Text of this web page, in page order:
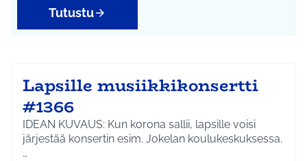
Tutustu
Lapsille musiikkikonsertti
#1366
IDEAN KUVAUS: Kun korona sallii, lapsille voisi
järjestää konsertin esim. Jokelan koulukeskuksessa.
…